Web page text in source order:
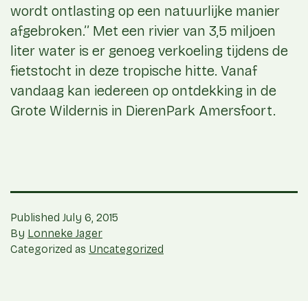
wordt ontlasting op een natuurlijke manier
afgebroken.’’ Met een rivier van 3,5 miljoen
liter water is er genoeg verkoeling tijdens de
fietstocht in deze tropische hitte. Vanaf
vandaag kan iedereen op ontdekking in de
Grote Wildernis in DierenPark Amersfoort.
Published July 6, 2015
By Lonneke Jager
Categorized as Uncategorized